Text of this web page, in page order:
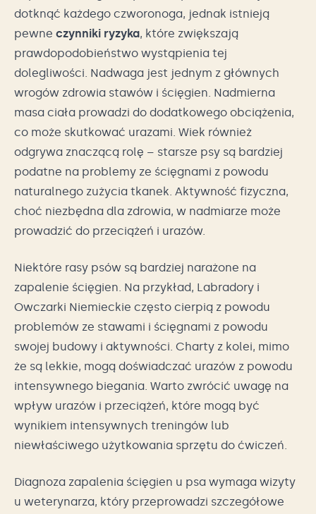
dotknąć każdego czworonoga, jednak istnieją
pewne czynniki ryzyka, które zwiększają
prawdopodobieństwo wystąpienia tej
dolegliwości. Nadwaga jest jednym z głównych
wrogów zdrowia stawów i ścięgien. Nadmierna
masa ciała prowadzi do dodatkowego obciążenia,
co może skutkować urazami. Wiek również
odgrywa znaczącą rolę – starsze psy są bardziej
podatne na problemy ze ścięgnami z powodu
naturalnego zużycia tkanek. Aktywność fizyczna,
choć niezbędna dla zdrowia, w nadmiarze może
prowadzić do przeciążeń i urazów.
Niektóre rasy psów są bardziej narażone na
zapalenie ścięgien. Na przykład, Labradory i
Owczarki Niemieckie często cierpią z powodu
problemów ze stawami i ścięgnami z powodu
swojej budowy i aktywności. Charty z kolei, mimo
że są lekkie, mogą doświadczać urazów z powodu
intensywnego biegania. Warto zwrócić uwagę na
wpływ urazów i przeciążeń, które mogą być
wynikiem intensywnych treningów lub
niewłaściwego użytkowania sprzętu do ćwiczeń.
Diagnoza zapalenia ścięgien u psa wymaga wizyty
u weterynarza, który przeprowadzi szczegółowe